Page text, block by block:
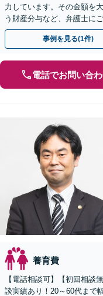
力しています。その金額を
う財産分与など、弁護士に
方針をご提案いたします。
事例を見る(1件)
電話でお問い合
養育費
【電話相談可】【初回相談
談実績あり！20～60代まで